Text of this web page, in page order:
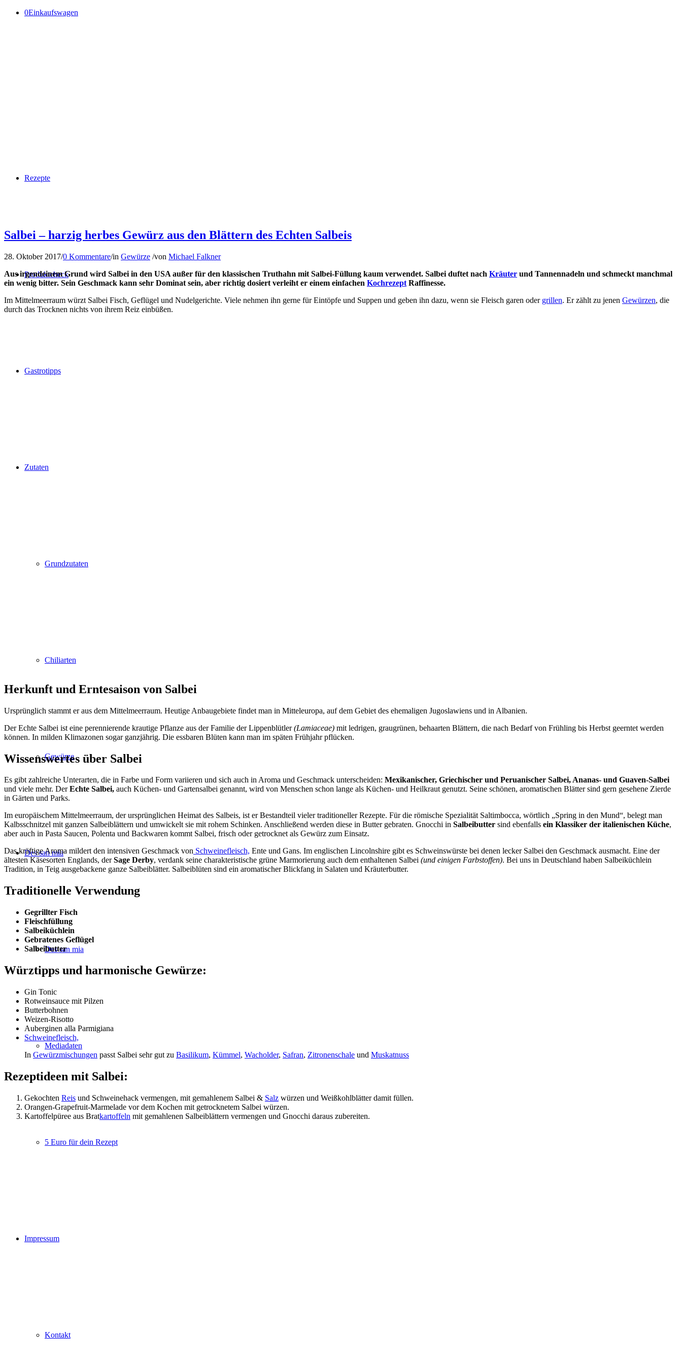
0Einkaufswagen
Rezepte
Produktcheck
Gastrotipps
Zutaten
Grundzutaten
Chiliarten
Gewürze
Des san mia
Des san mia
Mediadaten
5 Euro für dein Rezept
Impressum
Kontakt
Salbei – harzig herbes Gewürz aus den Blättern des Echten Salbeis
28. Oktober 2017/0 Kommentare/in Gewürze /von Michael Falkner
Aus irgendeinem Grund wird Salbei in den USA außer für den klassischen Truthahn mit Salbei-Füllung kaum verwendet. Salbei duftet nach Kräuter und Tannennadeln und schmeckt manchmal
ein wenig bitter. Sein Geschmack kann sehr Dominat sein, aber richtig dosiert verleiht er einem einfachen Kochrezept Raffinesse.
Im Mittelmeerraum würzt Salbei Fisch, Geflügel und Nudelgerichte. Viele nehmen ihn gerne für Eintöpfe und Suppen und geben ihn dazu, wenn sie Fleisch garen oder grillen. Er zählt zu jenen Gewürzen, die
durch das Trocknen nichts von ihrem Reiz einbüßen.
Herkunft und Erntesaison von Salbei
Ursprünglich stammt er aus dem Mittelmeerraum. Heutige Anbaugebiete findet man in Mitteleuropa, auf dem Gebiet des ehemaligen Jugoslawiens und in Albanien.
Der Echte Salbei ist eine perennierende krautige Pflanze aus der Familie der Lippenblütler(Lamiaceae) mit ledrigen, graugrünen, behaarten Blättern, die nach Bedarf von Frühling bis Herbst geerntet werden
können. In milden Klimazonen sogar ganzjährig. Die essbaren Blüten kann man im späten Frühjahr pflücken.
Wissenswertes über Salbei
Es gibt zahlreiche Unterarten, die in Farbe und Form variieren und sich auch in Aroma und Geschmack unterscheiden: Mexikanischer, Griechischer und Peruanischer Salbei, Ananas- und Guaven-Salbei
und viele mehr. DerEchte Salbei, auch Küchen- und Gartensalbei genannt, wird von Menschen schon lange als Küchen- und Heilkraut genutzt. Seine schönen, aromatischen Blätter sind gern gesehene Zierde
in Gärten und Parks.
Im europäischem Mittelmeerraum, der ursprünglichen Heimat des Salbeis, ist er Bestandteil vieler traditioneller Rezepte. Für die römische Spezialität Saltimbocca, wörtlich „Spring in den Mund“, belegt man
Kalbsschnitzel mit ganzen Salbeiblättern und umwickelt sie mit rohem Schinken. Anschließend werden diese in Butter gebraten. Gnocchi in Salbeibutter sind ebenfalls ein Klassiker der italienischen Küche,
aber auch in Pasta Saucen, Polenta und Backwaren kommt Salbei, frisch oder getrocknet als Gewürz zum Einsatz.
Das kräftige Aroma mildert den intensiven Geschmack von Schweinefleisch, Ente und Gans. Im englischen Lincolnshire gibt es Schweinswürste bei denen lecker Salbei den Geschmack ausmacht. Eine der
ältesten Käsesorten Englands, derSage Derby, verdank seine charakteristische grüne Marmorierung auch dem enthaltenen Salbei (und einigen Farbstoffen). Bei uns in Deutschland haben Salbeiküchlein
Tradition, in Teig ausgebackene ganze Salbeiblätter. Salbeiblüten sind ein aromatischer Blickfang in Salaten und Kräuterbutter.
Traditionelle Verwendung
Gegrillter Fisch
Fleischfüllung
Salbeiküchlein
Gebratenes Geflügel
Salbeibutter
Würztipps und harmonische Gewürze:
Gin Tonic
Rotweinsauce mit Pilzen
Butterbohnen
Weizen-Risotto
Auberginen alla Parmigiana
Schweinefleisch,
In Gewürzmischungen passt Salbei sehr gut zu Basilikum, Kümmel, Wacholder, Safran, Zitronenschale und Muskatnuss
Rezeptideen mit Salbei:
Gekochten Reis und Schweinehack vermengen, mit gemahlenem Salbei & Salz würzen und Weißkohlblätter damit füllen.
Orangen-Grapefruit-Marmelade vor dem Kochen mit getrocknetem Salbei würzen.
Kartoffelpüree aus Bratkartoffeln mit gemahlenen Salbeiblättern vermengen und Gnocchi daraus zubereiten.